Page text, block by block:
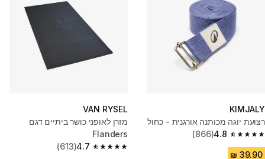
KIMJALY
רצועת יוגה מכותנה אורגנית - כחול
4.8
4.8 out of 5 stars from 866 reviews
(866)
VAN RYSEL
מזרן לאופני כושר ביתיים דגם
Flanders
4.7
4.7 out of 5 stars from 613 reviews
(613)